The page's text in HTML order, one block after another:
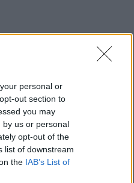
personal or
out section to
you may
by us or personal
opt-out of the
list of downstream
the IAB’s List of